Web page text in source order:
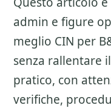
admin e figure
meglio CIN per
senza rallentare
pratico, con
verifiche,